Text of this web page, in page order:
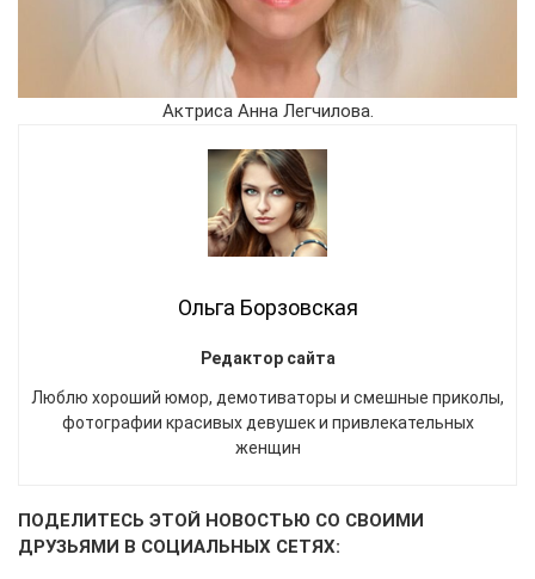
Актриса Анна Легчилова.
Ольга Борзовская
Редактор сайта
Люблю хороший юмор, демотиваторы и смешные приколы,
фотографии красивых девушек и привлекательных
женщин
ПОДЕЛИТЕСЬ ЭТОЙ НОВОСТЬЮ СО СВОИМИ
ДРУЗЬЯМИ В СОЦИАЛЬНЫХ СЕТЯХ: